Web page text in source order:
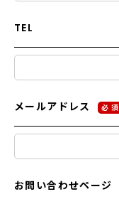
TEL
メールアドレス 必 須
お問い合わせページ